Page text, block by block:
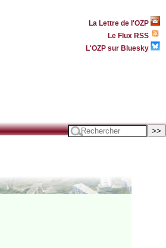
La Lettre de l'OZP
Le Flux RSS
L'OZP sur Bluesky